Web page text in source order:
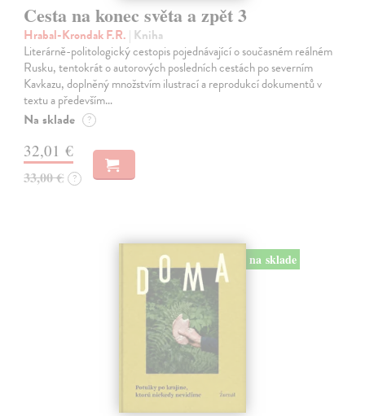
Cesta na konec světa a zpět 3
Hrabal-Krondak F.R. | Kniha
Literárně-politologický cestopis pojednávající o současném reálném
Rusku, tentokrát o autorových posledních cestách po severním
Kavkazu, doplněný množstvím ilustrací a reprodukcí dokumentů v
textu a především…
Na sklade ?
32,01 €
33,00 € ?
na sklade